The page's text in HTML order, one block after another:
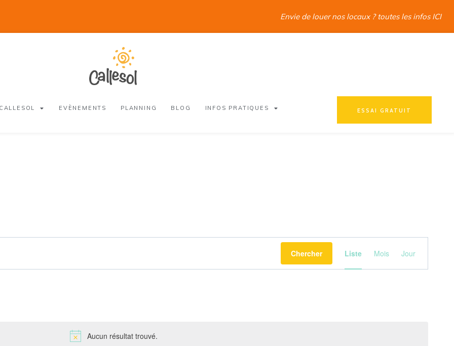
Envie de louer nos locaux ? toutes les infos ICI
EVÈNEMENTS PLANNING BLOG INFOS PRATIQUES ESSAI GRATUIT
Aucun résultat trouvé.
Chercher Liste Mois Jour